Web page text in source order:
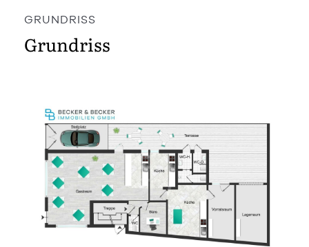
GRUNDRISS
Grundriss